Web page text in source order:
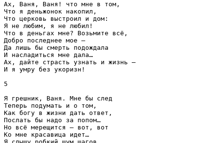
Ах, Ваня, Ваня! что мне в том,
Что я деньжонок накопил,
Что церковь выстроил и дом:
Я не любим, я не любил!
Что в деньгах мне? Возьмите всё,
Добро последнее мое —
Да лишь бы смерть подождала
И насладиться мне дала…
Ах, дайте страсть узнать и жизнь —
И я умру без укоризн!
5
Я грешник, Ваня. Мне бы след
Теперь подумать и о том,
Как богу в жизни дать ответ,
Послать бы надо за попом…
Но всё мерещится — вот, вот
Ко мне красавица идет…